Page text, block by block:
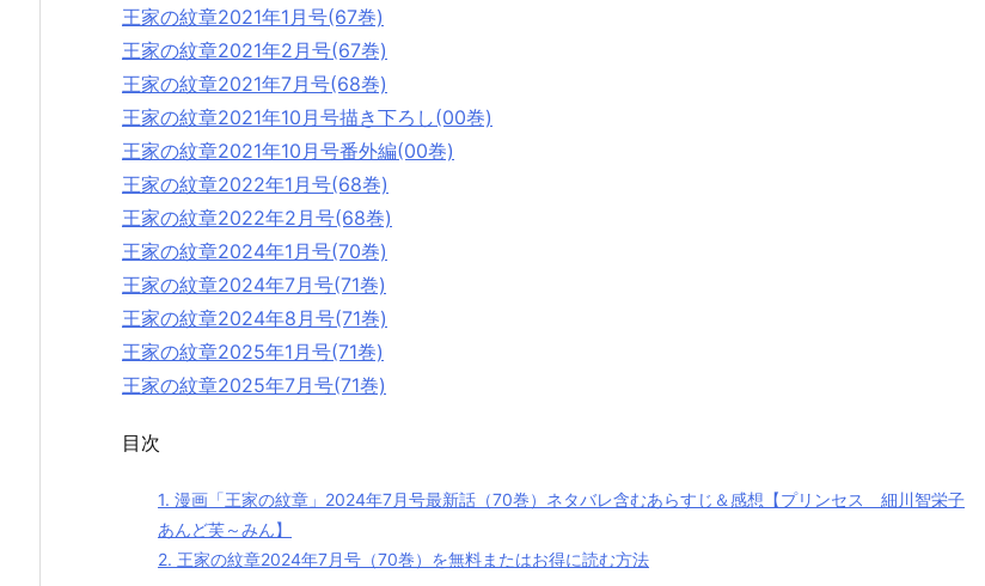
王家の紋章2021年1月号(67巻)
王家の紋章2021年2月号(67巻)
王家の紋章2021年7月号(68巻)
王家の紋章2021年10月号描き下ろし(00巻)
王家の紋章2021年10月号番外編(00巻)
王家の紋章2022年1月号(68巻)
王家の紋章2022年2月号(68巻)
王家の紋章2024年1月号(70巻)
王家の紋章2024年7月号(71巻)
王家の紋章2024年8月号(71巻)
王家の紋章2025年1月号(71巻)
王家の紋章2025年7月号(71巻)
目次
1. 漫画「王家の紋章」2024年7月号最新話（70巻）ネタバレ含むあらすじ＆感想【プリンセス 細川智栄子
あんど芙～みん】
2. 王家の紋章2024年7月号（70巻）を無料またはお得に読む方法